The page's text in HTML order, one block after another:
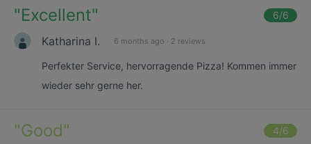
"Excellent" 6/6
Katharina I. 6 months ago · 2 reviews
Perfekter Service, hervorragende Pizza! Kommen immer
wieder sehr gerne her.
"Good" 4/6